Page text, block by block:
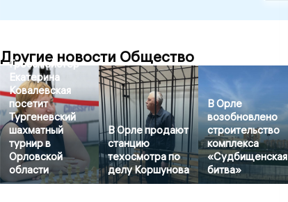
Другие новости Общество
Гроссмейстер
Екатерина
Ковалевская
посетит
Тургеневский
шахматный
турнир в
Орловской
области
В Орле продают
станцию
техосмотра по
делу Коршунова
В Орле
возобновлено
строительство
комплекса
«Судбищенская
битва»